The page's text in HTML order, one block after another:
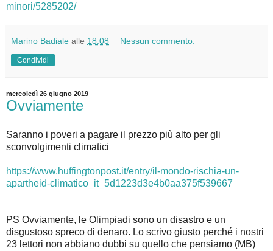
minori/5285202/
Marino Badiale alle 18:08 Nessun commento:
Condividi
mercoledì 26 giugno 2019
Ovviamente
Saranno i poveri a pagare il prezzo più alto per gli
sconvolgimenti climatici
https://www.huffingtonpost.it/entry/il-mondo-rischia-un-
apartheid-climatico_it_5d1223d3e4b0aa375f539667
PS Ovviamente, le Olimpiadi sono un disastro e un
disgustoso spreco di denaro. Lo scrivo giusto perché i nostri
23 lettori non abbiano dubbi su quello che pensiamo (MB)